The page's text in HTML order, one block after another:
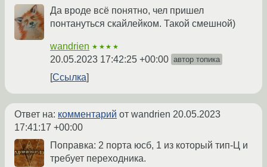
Да вроде всё понятно, чел пришел
понтануться скайлейком. Такой смешной)
wandrien ★★★★
20.05.2023 17:42:25 +00:00 автор топика
Ссылка
Ответ на: комментарий от wandrien 20.05.2023
17:41:17 +00:00
Поправка: 2 порта юсб, 1 из который тип-Ц и
требует переходника.